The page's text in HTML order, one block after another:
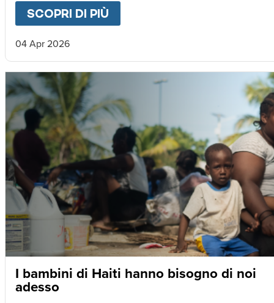
SCOPRI DI PIÙ
04 Apr 2026
I bambini di Haiti hanno bisogno di noi
adesso